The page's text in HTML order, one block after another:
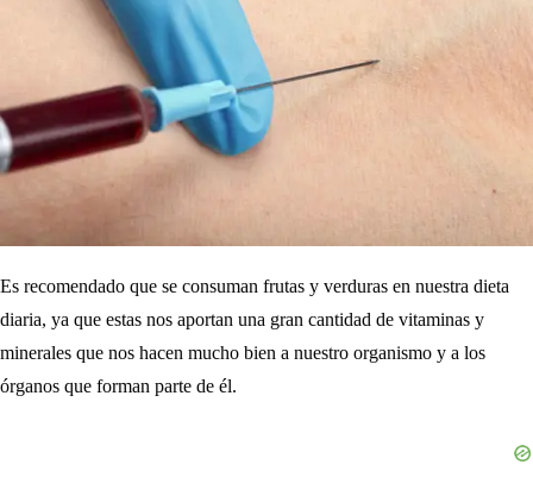
Es recomendado que se consuman frutas y verduras en nuestra dieta
diaria, ya que estas nos aportan una gran cantidad de vitaminas y
minerales que nos hacen mucho bien a nuestro organismo y a los
órganos que forman parte de él.